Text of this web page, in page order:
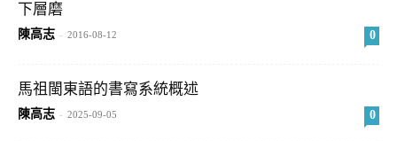
下層磨
陳高志 - 2016-08-12 0
馬祖閩東語的書寫系統概述
陳高志 - 2025-09-05 0